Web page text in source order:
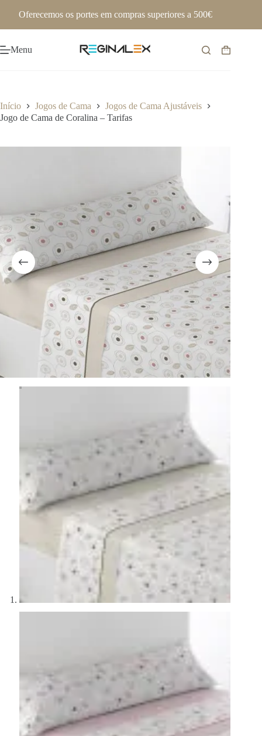
Oferecemos os portes em compras superiores a 500€
Menu
Carrinho
Início Jogos de Cama
Jogos de Cama Ajustáveis
Jogo de Cama de Coralina – Tarifas